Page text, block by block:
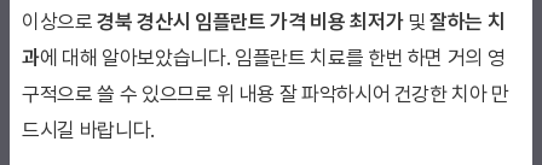
이상으로경북 경산시 임플란트 가격 비용 최저가및잘하는 치
과에 대해 알아보았습니다. 임플란트 치료를 한번 하면 거의 영
구적으로 쓸 수 있으므로 위 내용 잘 파악하시어 건강한 치아 만
드시길 바랍니다.